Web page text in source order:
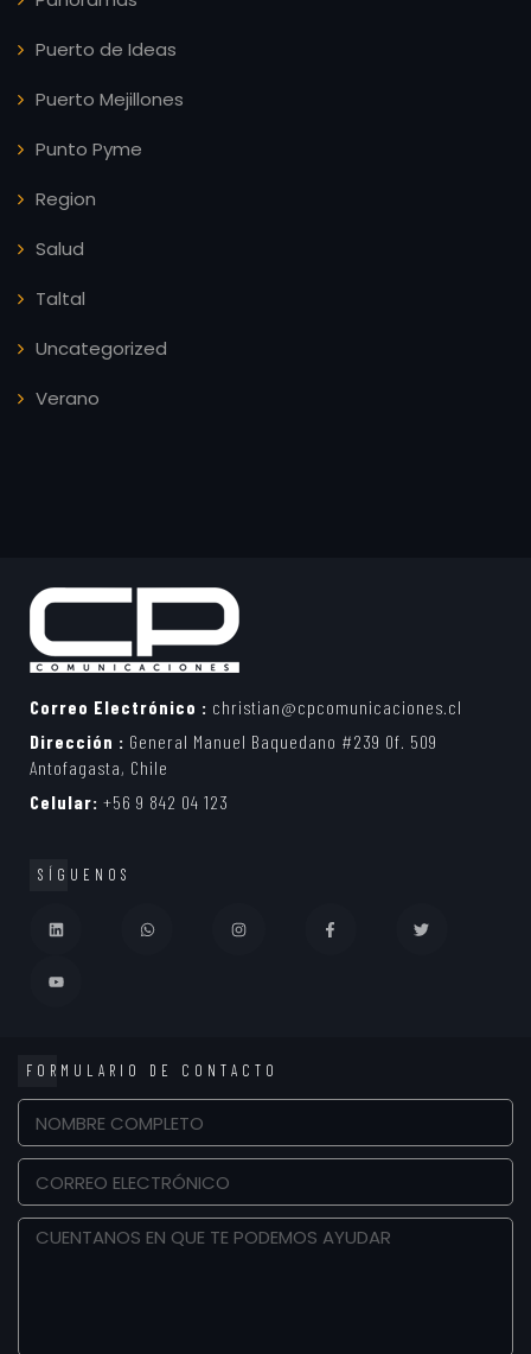
Puerto de Ideas
Puerto Mejillones
Punto Pyme
Region
Salud
Taltal
Uncategorized
Verano
Correo Electrónico : christian@cpcomunicaciones.cl
Dirección : General Manuel Baquedano #239 Of. 509
Antofagasta, Chile
Celular: +56 9 842 04 123
SÍGUENOS
FORMULARIO DE CONTACTO